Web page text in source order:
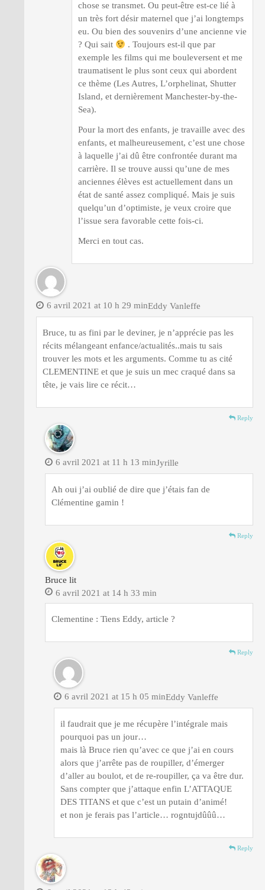
chose se transmet. Ou peut-être est-ce lié à
un très fort désir maternel que j’ai longtemps
eu. Ou bien des souvenirs d’une ancienne vie
? Qui sait
. Toujours est-il que par
exemple les films qui me bouleversent et me
traumatisent le plus sont ceux qui abordent
ce thème (Les Autres, L’orphelinat, Shutter
Island, et dernièrement Manchester-by-the-
Sea).
Pour la mort des enfants, je travaille avec des
enfants, et malheureusement, c’est une chose
à laquelle j’ai dû être confrontée durant ma
carrière. Il se trouve aussi qu’une de mes
anciennes élèves est actuellement dans un
état de santé assez compliqué. Mais je suis
quelqu’un d’optimiste, je veux croire que
l’issue sera favorable cette fois-ci.
Merci en tout cas.
Eddy Vanleffe
6 avril 2021 at 10 h 29 min
Bruce, tu as fini par le deviner, je n’apprécie pas les
récits mélangeant enfance/actualités..mais tu sais
trouver les mots et les arguments. Comme tu as cité
CLEMENTINE et que je suis un mec craqué dans sa
tête, je vais lire ce récit…
Reply
Jyrille
6 avril 2021 at 11 h 13 min
Ah oui j’ai oublié de dire que j’étais fan de
Clémentine gamin !
Reply
Bruce lit
6 avril 2021 at 14 h 33 min
Clementine : Tiens Eddy, article ?
Reply
Eddy Vanleffe
6 avril 2021 at 15 h 05 min
il faudrait que je me récupère l’intégrale mais
pourquoi pas un jour…
mais là Bruce rien qu’avec ce que j’ai en cours
alors que j’arrête pas de roupiller, d’émerger
d’aller au boulot, et de re-roupiller, ça va être dur.
Sans compter que j’attaque enfin L’ATTAQUE
DES TITANS et que c’est un putain d’animé!
et non je ferais pas l’article… rogntujdûûû…
Reply